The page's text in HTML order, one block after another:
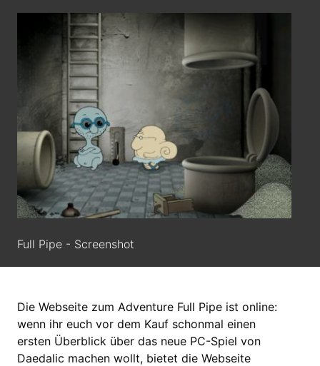
Full Pipe - Screenshot
Die Webseite zum Adventure Full Pipe ist online:
wenn ihr euch vor dem Kauf schonmal einen
ersten Überblick über das neue PC-Spiel von
Daedalic machen wollt, bietet die Webseite